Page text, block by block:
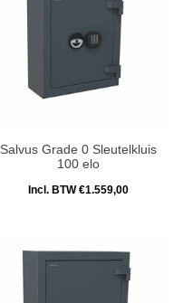
Salvus Grade 0 Sleutelkluis
100 elo
Incl. BTW €1.559,00